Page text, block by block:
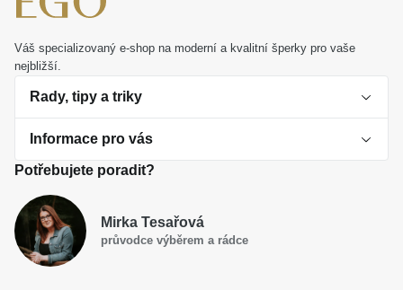
Váš specializovaný e-shop na moderní a kvalitní šperky pro vaše
nejbližší.
Rady, tipy a triky
O perlách
Jak vybrat perlový šperk
Dárková inspirace
Smaltované a korálkové šperky jako trend
Informace pro vás
Obchodní podmínky
Reklamační řád
Potřebujete poradit?
Mirka Tesařová
průvodce výběrem a rádce